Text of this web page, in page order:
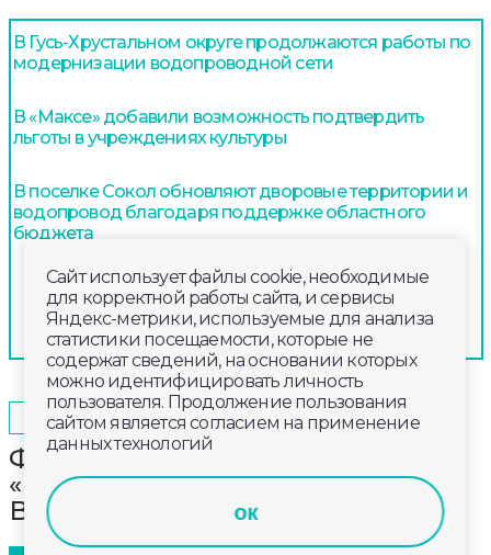
В Гусь-Хрустальном округе продолжаются работы по
модернизации водопроводной сети
В «Максе» добавили возможность подтвердить
льготы в учреждениях культуры
В поселке Сокол обновляют дворовые территории и
водопровод благодаря поддержке областного
бюджета
ОБЩЕСТВО 2026-05-12 19:30
Фестиваль духовной музыки
«Пасха Победы» прошел во
Владимирской епархии
Сайт использует файлы cookie, необходимые
для корректной работы сайта, и сервисы
Яндекс-метрики, используемые для анализа
статистики посещаемости, которые не
содержат сведений, на основании которых
можно идентифицировать личность
пользователя. Продолжение пользования
сайтом является согласием на применение
данных технологий
ок